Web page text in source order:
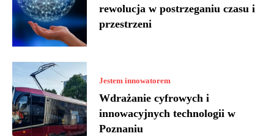
rewolucja w postrzeganiu czasu i
przestrzeni
Jestem innowatorem
Wdrażanie cyfrowych i
innowacyjnych technologii w
Poznaniu